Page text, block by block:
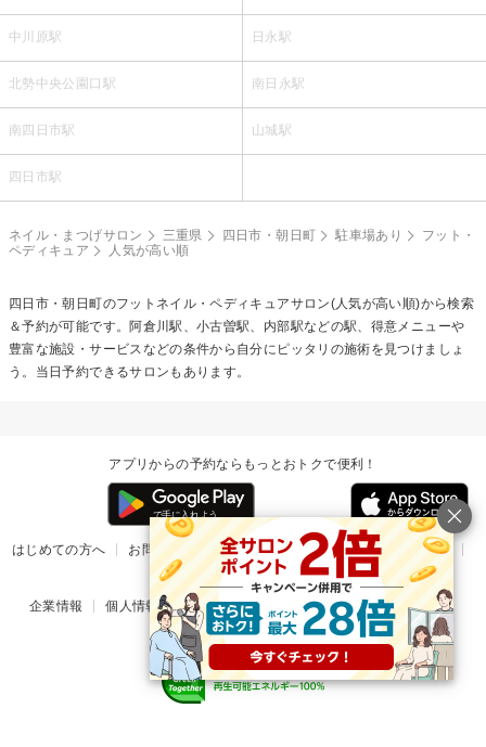
中川原駅 日永駅
北勢中央公園口駅 南日永駅
南四日市駅 山城駅
四日市駅
ネイル・まつげサロン 三重県 四日市・朝日町 駐車場あり
フット・
ペディキュア
人気が高い順
四日市・朝日町のフットネイル・ペディキュアサロン(人気が高い順)から検索
＆予約が可能です。阿倉川駅、小古曽駅、内部駅などの駅、得意メニューや
豊富な施設・サービスなどの条件から自分にピッタリの施術を見つけましょ
う。当日予約できるサロンもあります。
アプリからの予約ならもっとおトクで便利！
はじめての方へ お問い合わせ ヘルプ リリース情報
利用規約
掲載ご希望のサロン様
企業情報 個人情報保護方針 楽天のサービス一覧 アプリ一覧
© Rakuten Group, Inc.